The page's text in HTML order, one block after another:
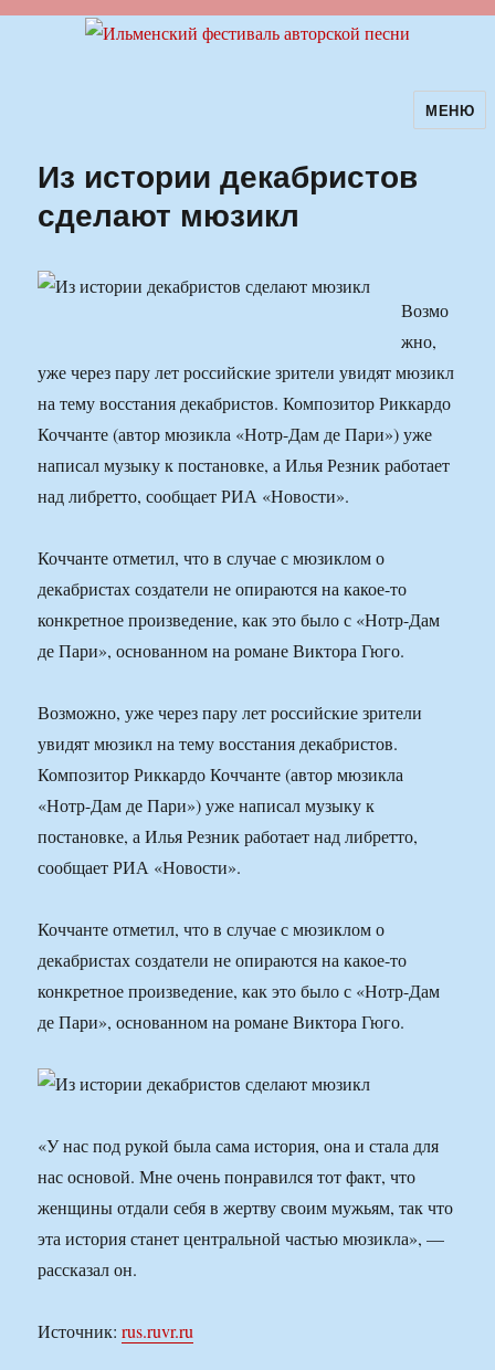
Ильменский фестиваль авторскойМЕНЮ
Из истории декабристов
сделают мюзикл
Возмо
жно,
уже через пару лет российские зрители увидят мюзикл
на тему восстания декабристов. Композитор Риккардо
Коччанте (автор мюзикла «Нотр-Дам де Пари») уже
написал музыку к постановке, а Илья Резник работает
над либретто, сообщает РИА «Новости».
Коччанте отметил, что в случае с мюзиклом о
декабристах создатели не опираются на какое-то
конкретное произведение, как это было с «Нотр-Дам
де Пари», основанном на романе Виктора Гюго.
Возможно, уже через пару лет российские зрители
увидят мюзикл на тему восстания декабристов.
Композитор Риккардо Коччанте (автор мюзикла
«Нотр-Дам де Пари») уже написал музыку к
постановке, а Илья Резник работает над либретто,
сообщает РИА «Новости».
Коччанте отметил, что в случае с мюзиклом о
декабристах создатели не опираются на какое-то
конкретное произведение, как это было с «Нотр-Дам
де Пари», основанном на романе Виктора Гюго.
«У нас под рукой была сама история, она и стала для
нас основой. Мне очень понравился тот факт, что
женщины отдали себя в жертву своим мужьям, так что
эта история станет центральной частью мюзикла», —
рассказал он.
Источник:rus.ruvr.ru